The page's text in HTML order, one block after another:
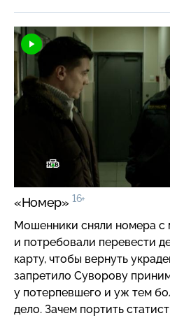
неожиданным образом и, как
человеческой чуткости и
дознавателя Суворова!
«Номер» 16+
Мошенники сняли номера
и потребовали перевести
карту, чтобы вернуть
запретило Суворову
у потерпевшего и уж тем
дело. Зачем портить